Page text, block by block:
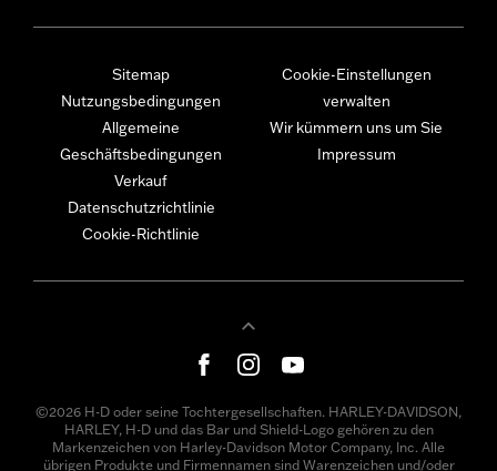
Sitemap
Nutzungsbedingungen
Allgemeine
Geschäftsbedingungen
Verkauf
Datenschutzrichtlinie
Cookie-Richtlinie
Cookie-Einstellungen
verwalten
Wir kümmern uns um Sie
Impressum
©2026 H-D oder seine Tochtergesellschaften. HARLEY-DAVIDSON,
HARLEY, H-D und das Bar und Shield-Logo gehören zu den
Markenzeichen von Harley-Davidson Motor Company, Inc. Alle
übrigen Produkte und Firmennamen sind Warenzeichen und/oder